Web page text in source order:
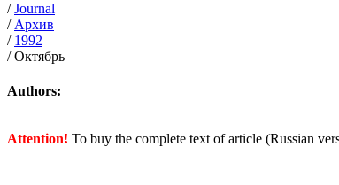
/Journal
/ Архив
/ 1992
/Октябрь
Authors:
Attention! To buy the complete text of article (Russian